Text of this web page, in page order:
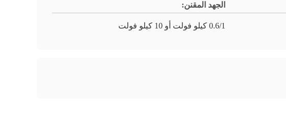
الجهد المقنن:
0.6/1 كيلو فولت أو 10 كيلو فولت